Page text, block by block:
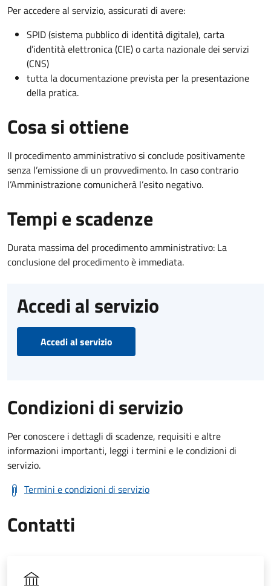
Per accedere al servizio, assicurati di avere:
SPID (sistema pubblico di identità digitale), carta
d’identità elettronica (CIE) o carta nazionale dei servizi
(CNS)
tutta la documentazione prevista per la presentazione
della pratica.
Cosa si ottiene
Il procedimento amministrativo si conclude positivamente
senza l’emissione di un provvedimento. In caso contrario
l’Amministrazione comunicherà l’esito negativo.
Tempi e scadenze
Durata massima del procedimento amministrativo: La
conclusione del procedimento è immediata.
Accedi al servizio
Accedi al servizio
Condizioni di servizio
Per conoscere i dettagli di scadenze, requisiti e altre
informazioni importanti, leggi i termini e le condizioni di
servizio.
Termini e condizioni di servizio
Contatti